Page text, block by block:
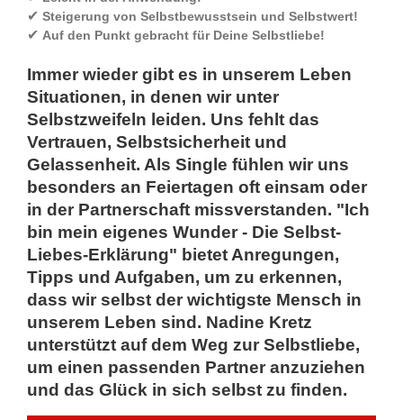
✔ Steigerung von Selbstbewusstsein und Selbstwert!
✔ Auf den Punkt gebracht für Deine Selbstliebe!
Immer wieder gibt es in unserem Leben
Situationen, in denen wir unter
Selbstzweifeln leiden. Uns fehlt das
Vertrauen, Selbstsicherheit und
Gelassenheit. Als Single fühlen wir uns
besonders an Feiertagen oft einsam oder
in der Partnerschaft missverstanden. "Ich
bin mein eigenes Wunder - Die Selbst-
Liebes-Erklärung" bietet Anregungen,
Tipps und Aufgaben, um zu erkennen,
dass wir selbst der wichtigste Mensch in
unserem Leben sind. Nadine Kretz
unterstützt auf dem Weg zur Selbstliebe,
um einen passenden Partner anzuziehen
und das Glück in sich selbst zu finden.